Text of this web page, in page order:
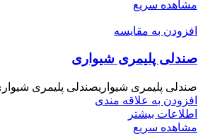
مشاهده سریع
افزودن به مقایسه
صندلی پلیمری شیواری
صندلی پلیمری شیواریصندلی پلیمری
افزودن به علاقه مندی
اطلاعات بیشتر
مشاهده سریع